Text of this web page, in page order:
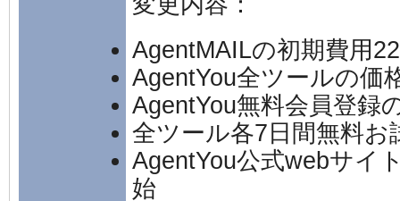
AgentMAILの初期費用
AgentYou全ツールの価
AgentYou無料会員登録
全ツール各7日間無料
AgentYou公式webサイ
始